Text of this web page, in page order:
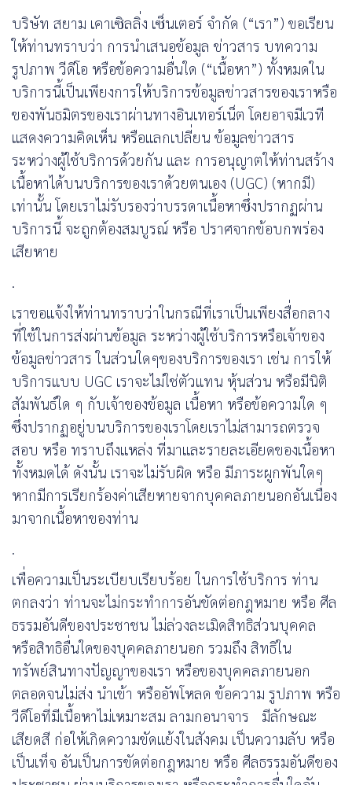
บริษัท สยาม เคาเซิลลิ่ง เซ็นเตอร์ จำกัด (“เรา”) ขอเรียน
ให้ท่านทราบว่า การนําเสนอข้อมูล ข่าวสาร บทความ
รูปภาพ วีดีโอ หรือข้อความอื่นใด (“เนื้อหา”) ทั้งหมดใน
บริการนี้เป็นเพียงการให้บริการข้อมูลข่าวสารของเราหรือ
ของพันธมิตรของเราผ่านทางอินเทอร์เน็ต โดยอาจมีเวที
แสดงความคิดเห็น หรือแลกเปลี่ยน ข้อมูลข่าวสาร
ระหว่างผู้ใช้บริการด้วยกัน และ การอนุญาตให้ท่านสร้าง
เนื้อหาได้บนบริการของเราด้วยตนเอง (UGC) (หากมี)
เท่านั้น โดยเราไม่รับรองว่าบรรดาเนื้อหาซึ่งปรากฏผ่าน
บริการนี้ จะถูกต้องสมบูรณ์ หรือ ปราศจากข้อบกพร่อง
เสียหาย
.
เราขอแจ้งให้ท่านทราบว่าในกรณีที่เราเป็นเพียงสื่อกลาง
ที่ใช้ในการส่งผ่านข้อมูล ระหว่างผู้ใช้บริการหรือเจ้าของ
ข้อมูลข่าวสาร ในส่วนใดๆของบริการของเรา เช่น การให้
บริการแบบ UGC เราจะไม่ใช่ตัวแทน หุ้นส่วน หรือมีนิติ
สัมพันธ์ใด ๆ กับเจ้าของข้อมูล เนื้อหา หรือข้อความใด ๆ
ซึ่งปรากฏอยู่บนบริการของเราโดยเราไม่สามารถตรวจ
สอบ หรือ ทราบถึงแหล่ง ที่มาและรายละเอียดของเนื้อหา
ทั้งหมดได้ ดังนั้น เราจะไม่รับผิด หรือ มีภาระผูกพันใดๆ
หากมีการเรียกร้องค่าเสียหายจากบุคคลภายนอกอันเนื่อง
มาจากเนื้อหาของท่าน
.
เพื่อความเป็นระเบียบเรียบร้อย ในการใช้บริการ ท่าน
ตกลงว่า ท่านจะไม่กระทําการอันขัดต่อกฎหมาย หรือ ศีล
ธรรมอันดีของประชาชน ไม่ล่วงละเมิดสิทธิส่วนบุคคล
หรือสิทธิอื่นใดของบุคคลภายนอก รวมถึง สิทธิใน
ทรัพย์สินทางปัญญาของเรา หรือของบุคคลภายนอก
ตลอดจนไม่ส่ง นำเข้า หรืออัพโหลด ข้อความ รูปภาพ หรือ
วีดีโอที่มีเนื้อหาไม่เหมาะสม ลามกอนาจาร
มีลักษณะ
เสียดสี ก่อให้เกิดความขัดแย้งในสังคม เป็นความลับ หรือ
เป็นเท็จ อันเป็นการขัดต่อกฎหมาย หรือ ศีลธรรมอันดีของ